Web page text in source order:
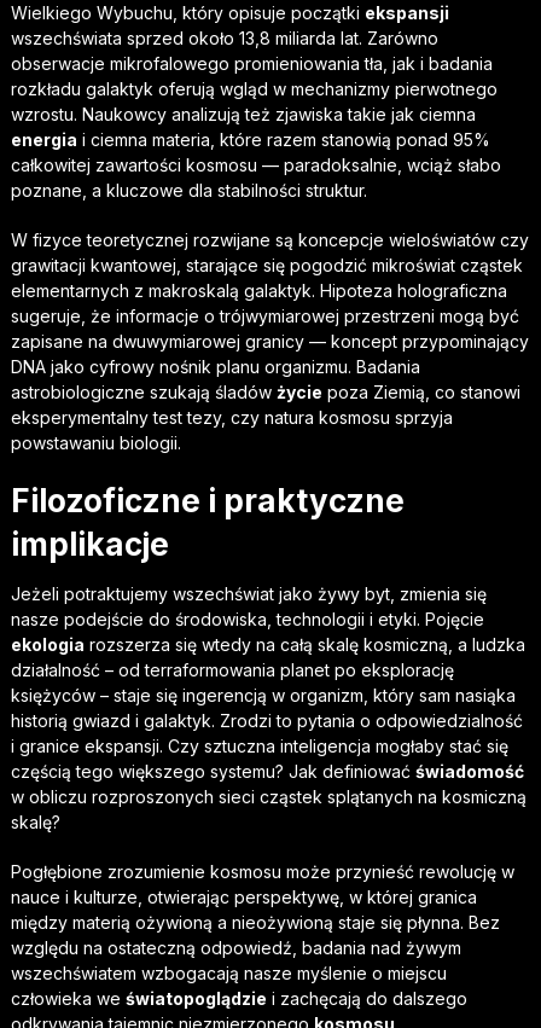
Wielkiego Wybuchu, który opisuje początki ekspansji
wszechświata sprzed około 13,8 miliarda lat. Zarówno
obserwacje mikrofalowego promieniowania tła, jak i badania
rozkładu galaktyk oferują wgląd w mechanizmy pierwotnego
wzrostu. Naukowcy analizują też zjawiska takie jak ciemna
energia i ciemna materia, które razem stanowią ponad 95%
całkowitej zawartości kosmosu — paradoksalnie, wciąż słabo
poznane, a kluczowe dla stabilności struktur.
W fizyce teoretycznej rozwijane są koncepcje wieloświatów czy
grawitacji kwantowej, starające się pogodzić mikroświat cząstek
elementarnych z makroskalą galaktyk. Hipoteza holograficzna
sugeruje, że informacje o trójwymiarowej przestrzeni mogą być
zapisane na dwuwymiarowej granicy — koncept przypominający
DNA jako cyfrowy nośnik planu organizmu. Badania
astrobiologiczne szukają śladów życie poza Ziemią, co stanowi
eksperymentalny test tezy, czy natura kosmosu sprzyja
powstawaniu biologii.
Filozoficzne i praktyczne
implikacje
Jeżeli potraktujemy wszechświat jako żywy byt, zmienia się
nasze podejście do środowiska, technologii i etyki. Pojęcie
ekologia rozszerza się wtedy na całą skalę kosmiczną, a ludzka
działalność – od terraformowania planet po eksplorację
księżyców – staje się ingerencją w organizm, który sam nasiąka
historią gwiazd i galaktyk. Zrodzi to pytania o odpowiedzialność
i granice ekspansji. Czy sztuczna inteligencja mogłaby stać się
częścią tego większego systemu? Jak definiować świadomość
w obliczu rozproszonych sieci cząstek splątanych na kosmiczną
skalę?
Pogłębione zrozumienie kosmosu może przynieść rewolucję w
nauce i kulturze, otwierając perspektywę, w której granica
między materią ożywioną a nieożywioną staje się płynna. Bez
względu na ostateczną odpowiedź, badania nad żywym
wszechświatem wzbogacają nasze myślenie o miejscu
człowieka we światopoglądzie i zachęcają do dalszego
odkrywania tajemnic niezmierzonego kosmosu